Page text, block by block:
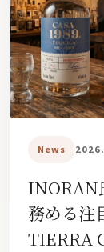
News
INORAN
務める注
TIERRA